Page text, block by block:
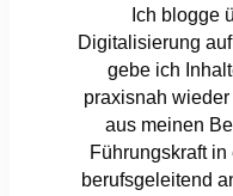
Ich blogge
Digitalisierung
gebe ich
praxisnah
aus meinen
Führungskraft
berufsgeleitend